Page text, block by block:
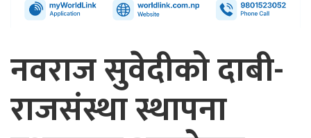
नवराज सुवेदीको दाबी-
राजसंस्था स्थापना